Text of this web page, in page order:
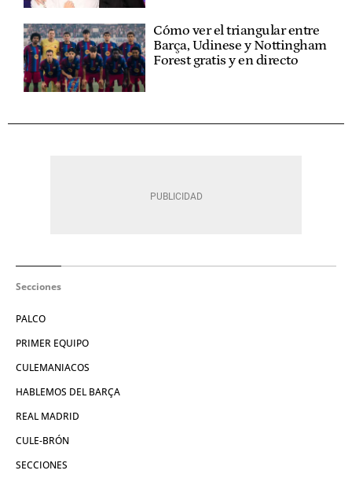
Cómo ver el triangular entre
Barça, Udinese y Nottingham
Forest gratis y en directo
Secciones
PALCO
PRIMER EQUIPO
CULEMANIACOS
HABLEMOS DEL BARÇA
REAL MADRID
CULE-BRÓN
SECCIONES